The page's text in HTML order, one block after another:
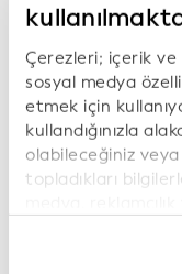
Çerezleri; içerik ve
sosyal medya
etmek için
kullandığınızla
olabileceğiniz
topladıkları
etmeniz
devam etmesi
Ayrıca GLEIF,
yapı taşına
Düzenleyici
yetkililerle sıkı bir